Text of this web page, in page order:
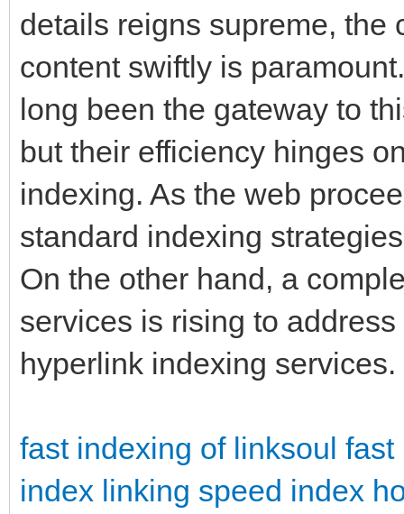
details reigns supreme, the
content swiftly is
long been the gateway to
but their efficiency hinges
indexing. As the web
standard indexing
On the other hand, a
services is rising to
hyperlink indexing services.
fast indexing of linksoul fast
index linking speed index